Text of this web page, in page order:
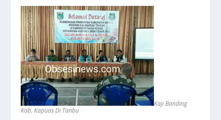
Kaji Banding
Kab. Kapuas Di Tanbu